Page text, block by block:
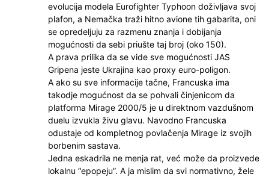
evolucija modela Eurofighter Typhoon doživljava svoj
plafon, a Nemačka traži hitno avione tih gabarita, oni
se opredeljuju za razmenu znanja i dobijanja
mogućnosti da sebi priušte taj broj (oko 150).
A prava prilika da se vide sve mogućnosti JAS
Gripena jeste Ukrajina kao proxy euro-poligon.
A ako su sve informacije tačne, Francuska ima
takodje mogućnost da se pohvali činjenicom da
platforma Mirage 2000/5 je u direktnom vazdušnom
duelu izvukla živu glavu. Navodno Francuska
odustaje od kompletnog povlačenja Mirage iz svojih
borbenim sastava.
Jedna eskadrila ne menja rat, već može da proizvede
lokalnu “epopeju”. A ja mislim da svi normativno, žele